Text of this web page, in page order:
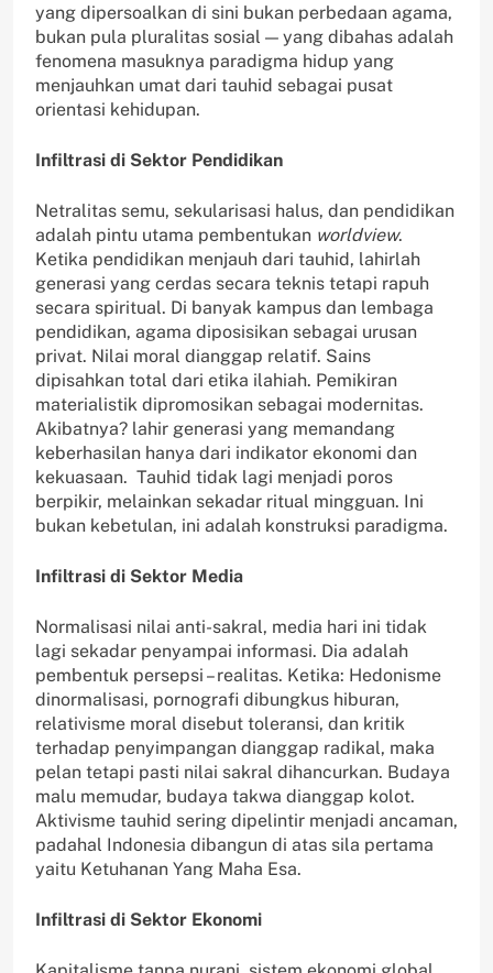
yang dipersoalkan di sini bukan perbedaan agama,
bukan pula pluralitas sosial — yang dibahas adalah
fenomena masuknya paradigma hidup yang
menjauhkan umat dari tauhid sebagai pusat
orientasi kehidupan.
Infiltrasi di Sektor Pendidikan
Netralitas semu, sekularisasi halus, dan pendidikan
adalah pintu utama pembentukan worldview.
Ketika pendidikan menjauh dari tauhid, lahirlah
generasi yang cerdas secara teknis tetapi rapuh
secara spiritual. Di banyak kampus dan lembaga
pendidikan, agama diposisikan sebagai urusan
privat. Nilai moral dianggap relatif. Sains
dipisahkan total dari etika ilahiah. Pemikiran
materialistik dipromosikan sebagai modernitas.
Akibatnya? lahir generasi yang memandang
keberhasilan hanya dari indikator ekonomi dan
kekuasaan. Tauhid tidak lagi menjadi poros
berpikir, melainkan sekadar ritual mingguan. Ini
bukan kebetulan, ini adalah konstruksi paradigma.
Infiltrasi di Sektor Media
Normalisasi nilai anti-sakral, media hari ini tidak
lagi sekadar penyampai informasi. Dia adalah
pembentuk persepsi – realitas. Ketika: Hedonisme
dinormalisasi, pornografi dibungkus hiburan,
relativisme moral disebut toleransi, dan kritik
terhadap penyimpangan dianggap radikal, maka
pelan tetapi pasti nilai sakral dihancurkan. Budaya
malu memudar, budaya takwa dianggap kolot.
Aktivisme tauhid sering dipelintir menjadi ancaman,
padahal Indonesia dibangun di atas sila pertama
yaitu Ketuhanan Yang Maha Esa.
Infiltrasi di Sektor Ekonomi